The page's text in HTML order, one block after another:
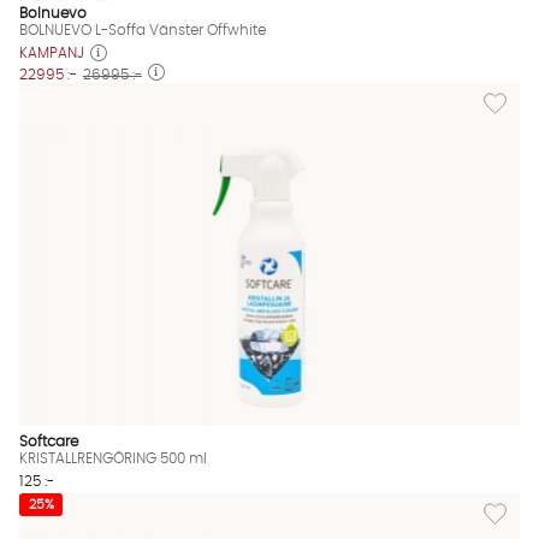
Bolnuevo
BOLNUEVO L-Soffa Vänster Offwhite
KAMPANJ
22995 :- 26995 :-
Lägg till
Softcare
KRISTALLRENGÖRING 500 ml
125 :-
Lägg
25%